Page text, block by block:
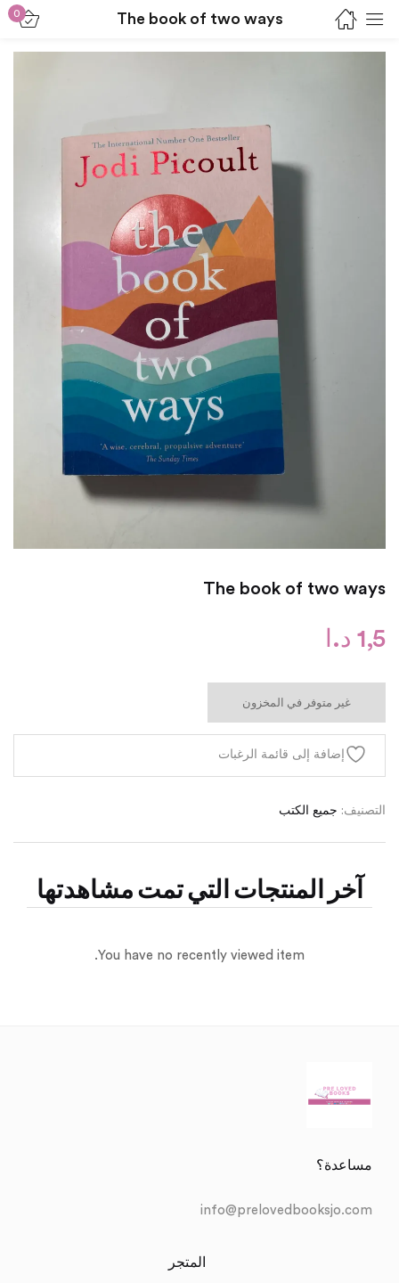
The book of two ways
0
The book of two ways
1,5 د.ا
غير متوفر في المخزون
إضافة إلى قائمة الرغبات
التصنيف: جميع الكتب
آخر المنتجات التي تمت مشاهدتها
You have no recently viewed item.
مساعدة؟
info@prelovedbooksjo.com
المتجر
Sign in
Remember me
Lost password?
Log in
Create an account